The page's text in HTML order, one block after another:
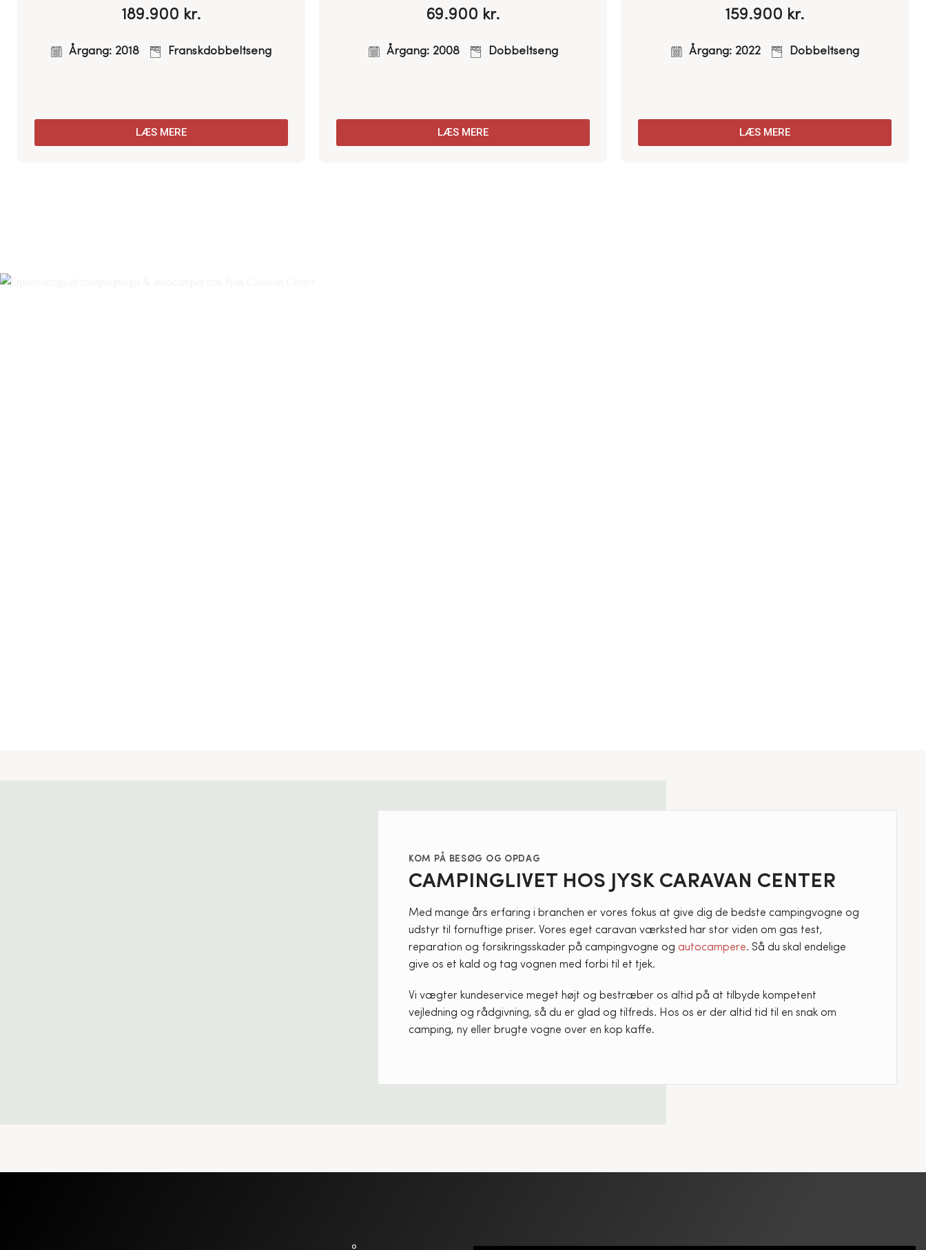
69.900 kr.
Årgang: 2008 Dobbeltseng
LÆS MERE
159.900 kr.
Årgang: 2022 Dobbeltseng
LÆS MERE
119.900 kr.
Årgang: 2012 Franskdobbeltseng
LÆS MERE
KOM PÅ BESØG OG OPDAG
CAMPINGLIVET HOS JYSK CARAVAN CENTER
Med mange års erfaring i branchen er vores fokus at give dig de bedste campingvogne og
udstyr til fornuftige priser. Vores eget caravan værksted har stor viden om gas test,
reparation og forsikringsskader på campingvogne og autocampere. Så du skal endelige
give os et kald og tag vognen med forbi til et tjek.
Vi vægter kundeservice meget højt og bestræber os altid på at tilbyde kompetent
vejledning og rådgivning, så du er glad og tilfreds. Hos os er der altid tid til en snak om
camping, ny eller brugte vogne over en kop kaffe.